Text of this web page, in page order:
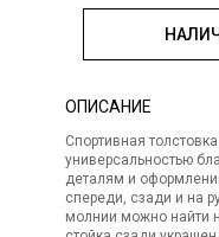
ОПИСАНИЕ
Спортивная
универсальностью
деталям и
спереди, сзади и на
молнии можно найти